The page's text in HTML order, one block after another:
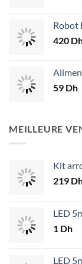
Robot
420
59 Dh
MEILLEURE
Kit
219
LED
1 Dh
LED